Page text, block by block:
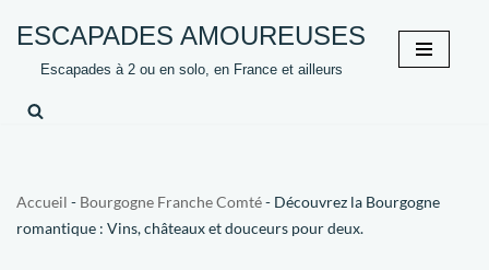
Aller
contenu
ESCAPADES AMOUREUSES
Escapades à 2 ou en solo, en France et ailleurs
Accueil - Bourgogne Franche Comté- Découvrez la Bourgogne
romantique : Vins, châteaux et douceurs pour deux.